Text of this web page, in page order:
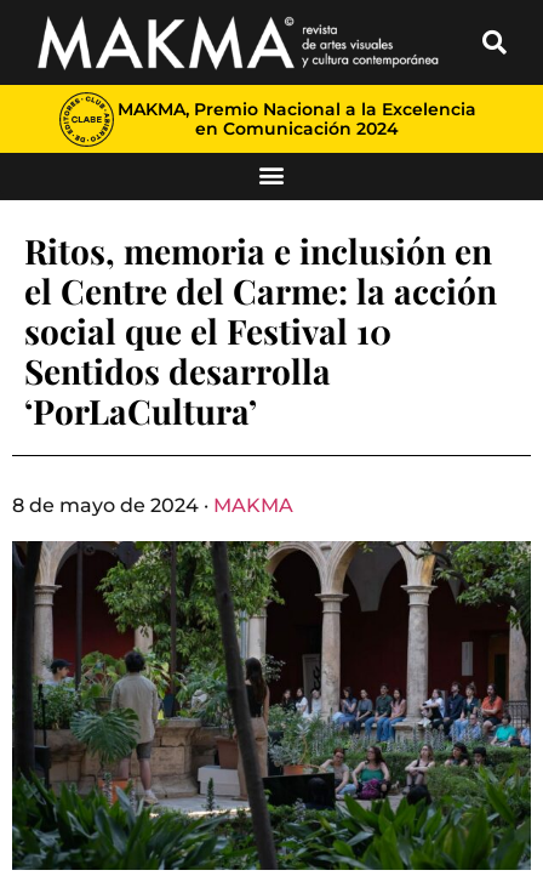
MAKMA, Premio Nacional a la Excelencia
en Comunicación 2024
Ritos, memoria e inclusión en
el Centre del Carme: la acción
social que el Festival 10
Sentidos desarrolla
‘PorLaCultura’
8 de mayo de 2024 · MAKMA